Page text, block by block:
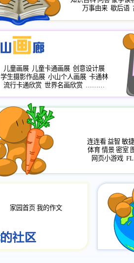
万事由来 歇后语
儿童画展 儿童卡通画展 创意设计展
学生摄影作品展 小山个人画展 卡通林
流行卡通欣赏 世界名画欣赏 ………
连连看 益智 敏捷
体育 情景 密室
网页小游戏
家园首页 我的作文